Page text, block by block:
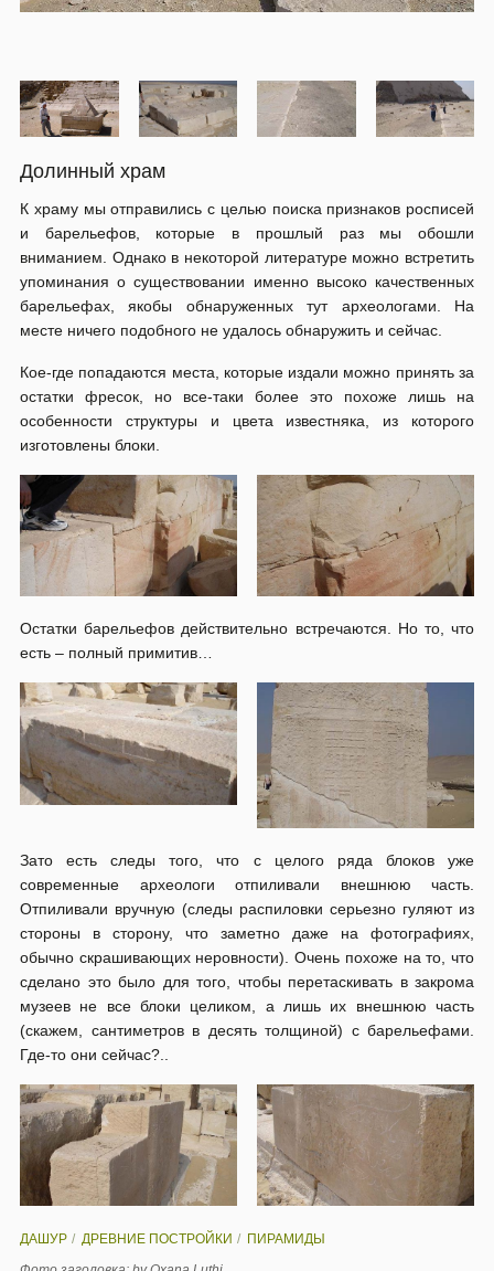
Долинный храм
К храму мы отправились с целью поиска признаков росписей
и барельефов, которые в прошлый раз мы обошли
вниманием. Однако в некоторой литературе можно встретить
упоминания о существовании именно высоко качественных
барельефах, якобы обнаруженных тут археологами. На
месте ничего подобного не удалось обнаружить и сейчас.
Кое-где попадаются места, которые издали можно принять за
остатки фресок, но все-таки более это похоже лишь на
особенности структуры и цвета известняка, из которого
изготовлены блоки.
Остатки барельефов действительно встречаются. Но то, что
есть – полный примитив…
Зато есть следы того, что с целого ряда блоков уже
современные археологи отпиливали внешнюю часть.
Отпиливали вручную (следы распиловки серьезно гуляют из
стороны в сторону, что заметно даже на фотографиях,
обычно скрашивающих неровности). Очень похоже на то, что
сделано это было для того, чтобы перетаскивать в закрома
музеев не все блоки целиком, а лишь их внешнюю часть
(скажем, сантиметров в десять толщиной) с барельефами.
Где-то они сейчас?..
ДАШУР ДРЕВНИЕ ПОСТРОЙКИ
ПИРАМИДЫ